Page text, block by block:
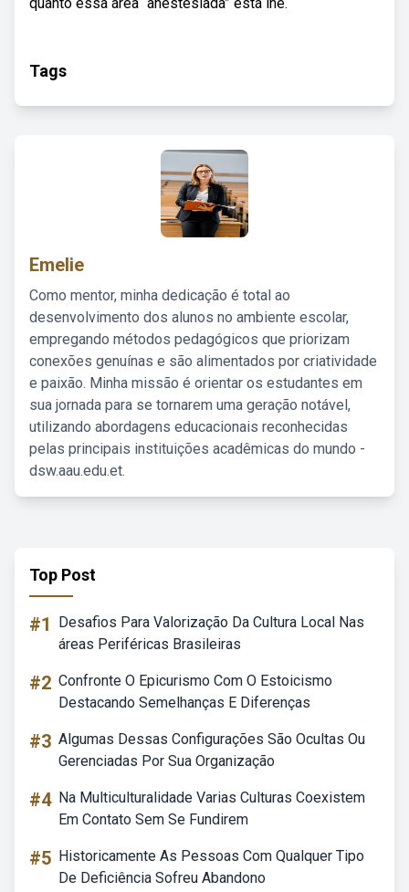
Tags
Emelie
Como mentor, minha dedicação é total ao
desenvolvimento dos alunos no ambiente escolar,
empregando métodos pedagógicos que priorizam
conexões genuínas e são alimentados por criatividade
e paixão. Minha missão é orientar os estudantes em
sua jornada para se tornarem uma geração notável,
utilizando abordagens educacionais reconhecidas
pelas principais instituições acadêmicas do mundo -
dsw.aau.edu.et.
Top Post
#1
Desafios Para Valorização Da Cultura Local Nas
áreas Periféricas Brasileiras
#2 Confronte O Epicurismo Com O Estoicismo
Destacando Semelhanças E Diferenças
#3 Algumas Dessas Configurações São Ocultas Ou
Gerenciadas Por Sua Organização
#4 Na Multiculturalidade Varias Culturas Coexistem
Em Contato Sem Se Fundirem
#5 Historicamente As Pessoas Com Qualquer Tipo
De Deficiência Sofreu Abandono